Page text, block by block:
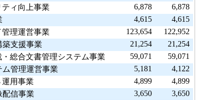
ィ向上事業 6,878
6,878
4,615
4,615
理運営事業
123,654
122,952
築支援事業
21,254
21,254
総合文書管理システム事業
59,071
59,071
ム管理運営事業
5,181
4,122
用事業
4,899
4,899
配信事業
3,650
3,650